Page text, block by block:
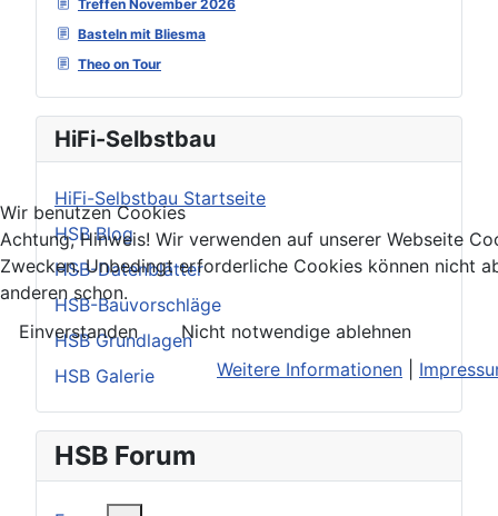
Treffen November 2026
Basteln mit Bliesma
Theo on Tour
HiFi-Selbstbau
HiFi-Selbstbau Startseite
HSB Blog
HSB-Datenblätter
HSB-Bauvorschläge
HSB Grundlagen
HSB Galerie
HSB Forum
Wir benutzen Cookies
Achtung, Hinweis! Wir verwenden auf unserer Webseite
Zwecken. Unbedingt erforderliche Cookies können nicht
anderen schon.
Einverstanden
Nicht notwendige ablehnen
Weitere Informationen